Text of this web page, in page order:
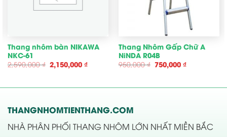
Thang nhôm bàn NIKAWA
NKC-61
2,590,000₫ Giá
gốc
2,150,000 ₫Giá
2,150,000 ₫.
Thang Nhôm Gấp Chữ A
NiNDA R04B
950,000₫ Giá
gốc
750,000 ₫Giá
750,000 ₫.
₫.
THANGNHOMTIENTHANG.COM
NHÀ PHÂN PHỐI THANG NHÔM LỚN NHẤT MIỀN BẮC